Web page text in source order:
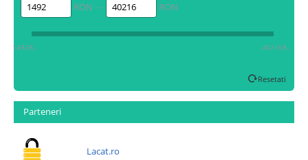
RON – RON
1492RON 40216RON
Resetati
Parteneri
Lacat.ro